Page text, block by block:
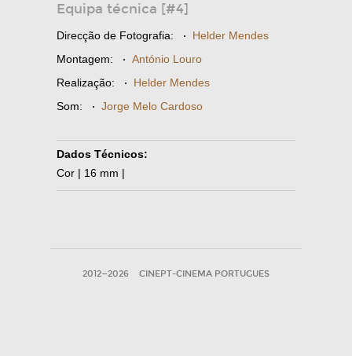
Equipa técnica [#4]
Direcção de Fotografia: · Helder Mendes
Montagem: · António Louro
Realização: · Helder Mendes
Som: · Jorge Melo Cardoso
Dados Técnicos:
Cor | 16 mm |
2012—2026 CINEPT-CINEMA PORTUGUES